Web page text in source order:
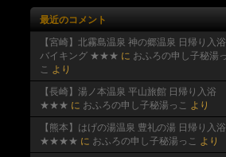
最近のコメント
【宮崎】北霧島温泉 神の郷温泉 日帰り入
バイキング ★★★ に おふろの申し子秘湯っ
こ より
【長崎】湯ノ本温泉 平山旅館 日帰り入浴
★★★ に おふろの申し子秘湯っこ より
【熊本】はげの湯温泉 豊礼の湯 日帰り入浴
★★★★ に おふろの申し子秘湯っこ より